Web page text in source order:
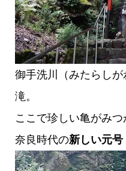
御手洗川（みたらし
滝。
ここで珍しい亀がみつ
奈良時代の新しい元号